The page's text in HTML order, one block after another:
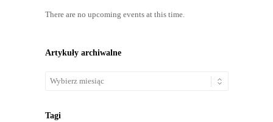
There are no upcoming events at this time.
Artykuły archiwalne
Artykuły
Tagi